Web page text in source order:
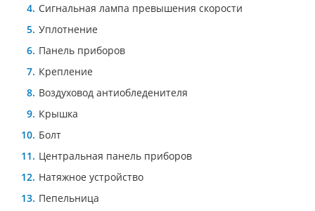
Сигнальная лампа превышения скорости
Уплотнение
Панель приборов
Крепление
Воздуховод антиобледенителя
Крышка
Болт
Центральная панель приборов
Натяжное устройство
Пепельница